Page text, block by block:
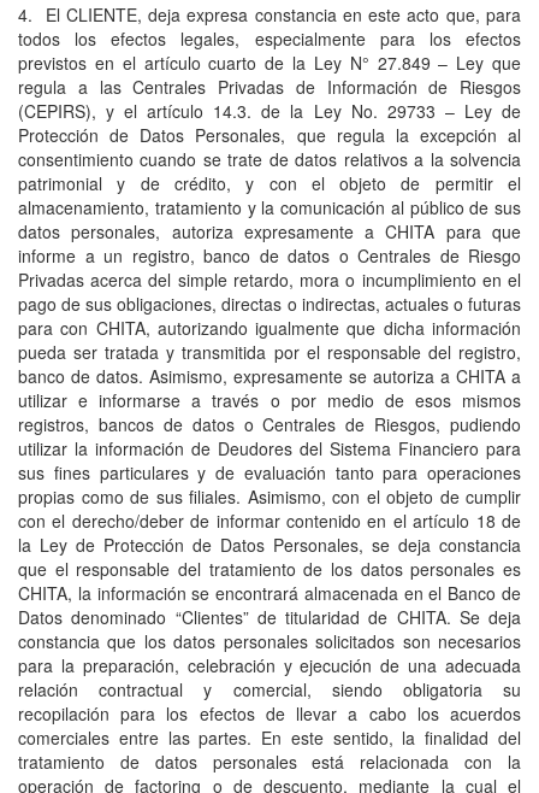
4. El CLIENTE, deja expresa constancia en este acto que, para
todos los efectos legales, especialmente para los efectos
previstos en el artículo cuarto de la Ley N° 27.849 – Ley que
regula a las Centrales Privadas de Información de Riesgos
(CEPIRS), y el artículo 14.3. de la Ley No. 29733 – Ley de
Protección de Datos Personales, que regula la excepción al
consentimiento cuando se trate de datos relativos a la solvencia
patrimonial y de crédito, y con el objeto de permitir el
almacenamiento, tratamiento y la comunicación al público de sus
datos personales, autoriza expresamente a CHITA para que
informe a un registro, banco de datos o Centrales de Riesgo
Privadas acerca del simple retardo, mora o incumplimiento en el
pago de sus obligaciones, directas o indirectas, actuales o futuras
para con CHITA, autorizando igualmente que dicha información
pueda ser tratada y transmitida por el responsable del registro,
banco de datos. Asimismo, expresamente se autoriza a CHITA a
utilizar e informarse a través o por medio de esos mismos
registros, bancos de datos o Centrales de Riesgos, pudiendo
utilizar la información de Deudores del Sistema Financiero para
sus fines particulares y de evaluación tanto para operaciones
propias como de sus filiales. Asimismo, con el objeto de cumplir
con el derecho/deber de informar contenido en el artículo 18 de
la Ley de Protección de Datos Personales, se deja constancia
que el responsable del tratamiento de los datos personales es
CHITA, la información se encontrará almacenada en el Banco de
Datos denominado “Clientes” de titularidad de CHITA. Se deja
constancia que los datos personales solicitados son necesarios
para la preparación, celebración y ejecución de una adecuada
relación contractual y comercial, siendo obligatoria su
recopilación para los efectos de llevar a cabo los acuerdos
comerciales entre las partes. En este sentido, la finalidad del
tratamiento de datos personales está relacionada con la
operación de factoring o de descuento, mediante la cual el